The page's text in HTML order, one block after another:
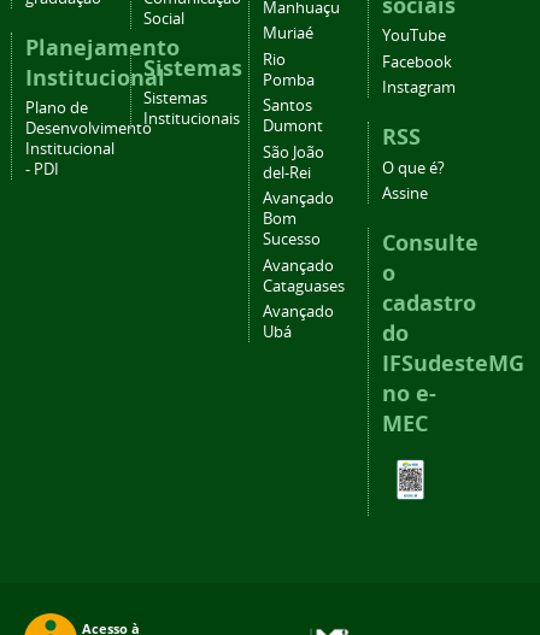
Planejamento
Institucional
Plano de
Desenvolvimento
Institucional
- PDI
Social
Sistemas
Sistemas
Institucionais
Manhuaçu
Muriaé
Rio
Pomba
Santos
Dumont
São João
del-Rei
Avançado
Bom
Sucesso
Avançado
Cataguases
Avançado
Ubá
YouTube
Facebook
Instagram
RSS
O que é?
Assine
Consulte
o
cadastro
do
IFSudesteMG
no e-
MEC